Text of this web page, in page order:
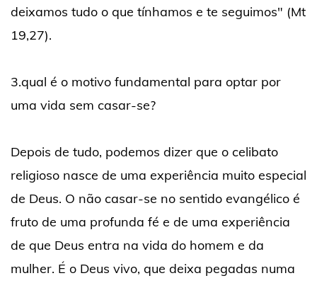
deixamos tudo o que tínhamos e te seguimos" (Mt
19,27).
3.qual é o motivo fundamental para optar por
uma vida sem casar-se?
Depois de tudo, podemos dizer que o celibato
religioso nasce de uma experiência muito especial
de Deus. O não casar-se no sentido evangélico é
fruto de uma profunda fé e de uma experiência
de que Deus entra na vida do homem e da
mulher. É o Deus vivo, que deixa pegadas numa